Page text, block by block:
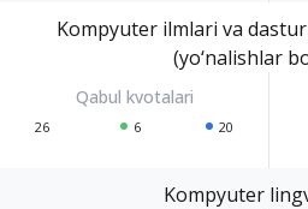
Kompyuter ilmlari va
(yo‘nalishlar
26 6 20
Kompyuter